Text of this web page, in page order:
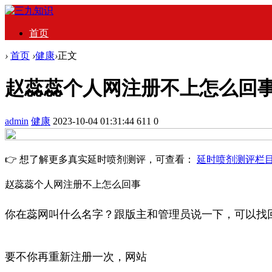
首页
› 首页 ›健康›正文
赵蕊蕊个人网注册不上怎么回
admin 健康 2023-10-04 01:31:44 611 0
👉 想了解更多真实延时喷剂测评，可查看： 延时喷剂测评栏目
赵蕊蕊个人网注册不上怎么回事
你在蕊网叫什么名字？跟版主和管理员说一下，可以找
要不你再重新注册一次，网站